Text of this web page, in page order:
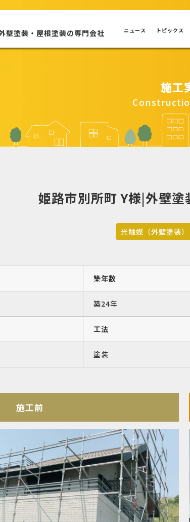
壁塗装・屋根塗装の専門会社 ニュース トピックス
施工
姫路市別所町 Y様|外壁
光触媒（外壁塗装）
築年数
築24年
工法
塗装
施工前